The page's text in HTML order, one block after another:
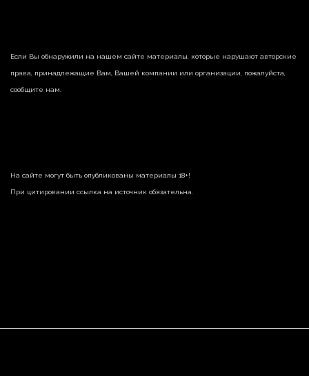
Если Вы обнаружили на нашем сайте материалы, которые нарушают авторские
права, принадлежащие Вам, Вашей компании или организации, пожалуйста,
сообщите нам.
На сайте могут быть опубликованы материалы 18+!
При цитировании ссылка на источник обязательна.